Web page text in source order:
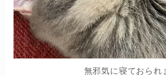
無邪気に寝ておられ